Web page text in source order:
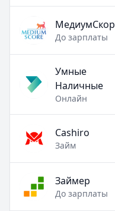
МедиумСкор
До зарплаты
Умные
Наличные
Онлайн
Cashiro
Займ
Займер
До зарплаты